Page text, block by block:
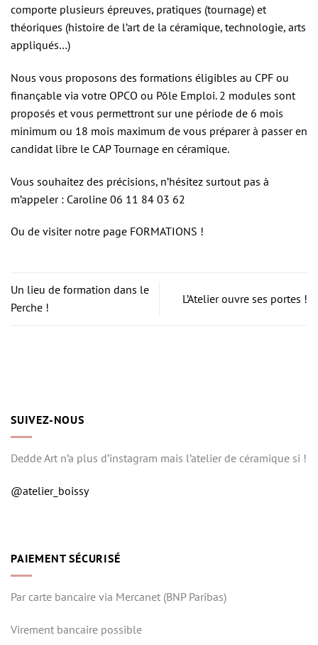
comporte plusieurs épreuves, pratiques (tournage) et
théoriques (histoire de l’art de la céramique, technologie, arts
appliqués…)
Nous vous proposons des formations éligibles au CPF ou
finançable via votre OPCO ou Pôle Emploi. 2 modules sont
proposés et vous permettront sur une période de 6 mois
minimum ou 18 mois maximum de vous préparer à passer en
candidat libre le CAP Tournage en céramique.
Vous souhaitez des précisions, n’hésitez surtout pas à
m’appeler : Caroline 06 11 84 03 62
Ou de visiter notre page FORMATIONS !
Un lieu de formation dans le
Perche !
L’Atelier ouvre ses portes !
SUIVEZ-NOUS
Dedde Art n’a plus d’instagram mais l’atelier de céramique si !
@atelier_boissy
PAIEMENT SÉCURISÉ
Par carte bancaire via Mercanet (BNP Paribas)
Virement bancaire possible